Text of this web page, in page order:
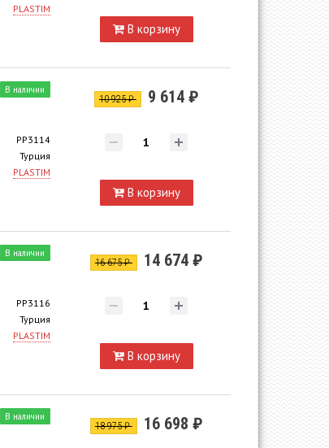
PLASTIM
В корзину
В наличии
PP3114
Турция
PLASTIM
10 925 ₽ 9 614 ₽
В корзину
В наличии
PP3116
Турция
PLASTIM
16 675 ₽ 14 674 ₽
В корзину
В наличии
18 975 ₽ 16 698 ₽